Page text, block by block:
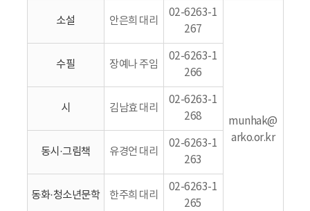
소설 안은희 대리
02-6263-1
267
munhak@
arko.or.kr
수필 장예나 주임
02-6263-1
266
시 김남효 대리
02-6263-1
268
동시·그림책 유경언 대리
02-6263-1
263
동화·청소년문학 한주희 대리
02-6263-1
265